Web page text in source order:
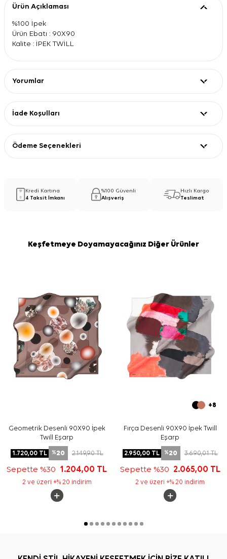
Ürün Açıklaması
%100 İpek
Ürün Ebatı : 90X90
Kalite : İPEK TWİLL
Yorumlar
İade Koşulları
Ödeme Seçenekleri
Kredi Kartına
4 Taksit İmkanı
%100 Güvenli
Alışveriş
Hızlı Kargo
Teslimat
Keşfetmeye Doyamayacağınız Diğer Ürünler
Geometrik Desenli 90X90 İpek
Twill Eşarp
1.720,00TL %20 2.149,90TL
Sepette %30 1.204,00 TL
2 ve üzeri +% 20 indirim
+8
Fırça Desenli 90X90 İpek Twill
Eşarp
2.950,00TL %20 3.690,01TL
Sepette %30 2.065,00 TL
2 ve üzeri +% 20 indirim